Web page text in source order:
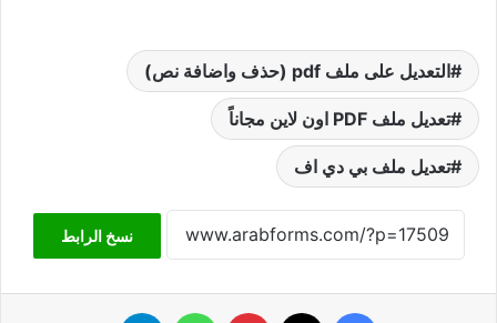
التعديل على ملف pdf (حذف واضافة نص)
تعديل ملف PDF اون لاين مجاناً
تعديل ملف بي دي اف
نسخ الرابط
فيسبوك بينتيريست واتساب